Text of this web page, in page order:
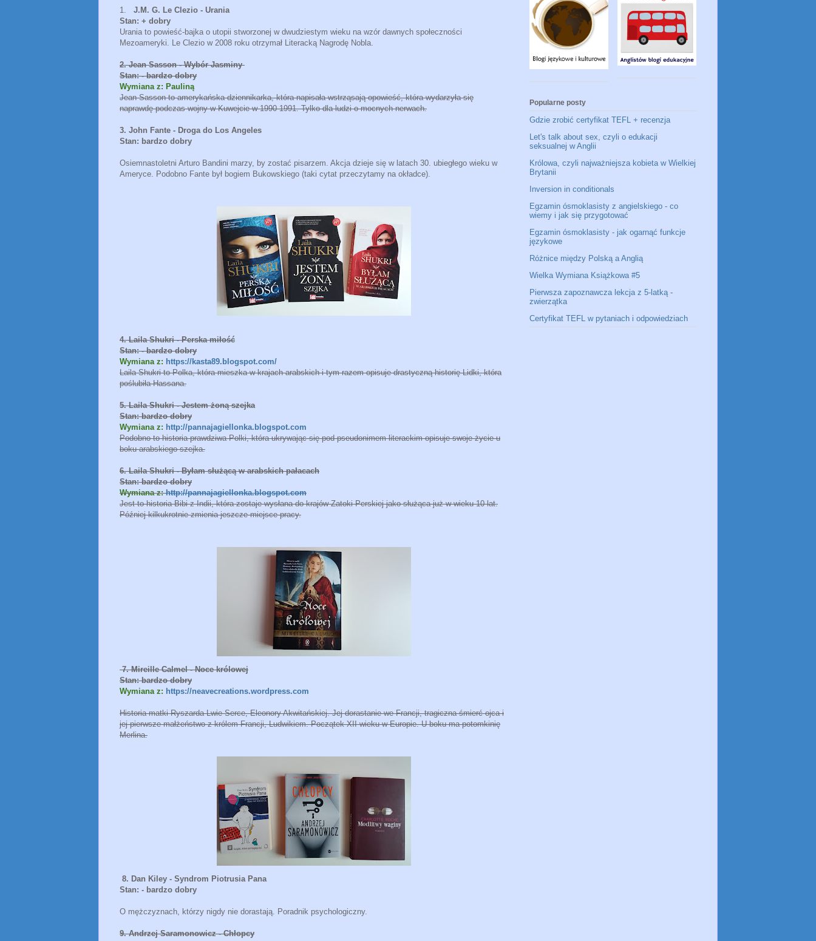
1. J.M. G. Le Clezio - Urania
Stan: + dobry
Urania to powieść-bajka o utopii stworzonej w dwudziestym wieku na wzór dawnych społeczności
Mezoameryki. Le Clezio w 2008 roku otrzymał Literacką Nagrodę Nobla.
2. Jean Sasson - Wybór Jasminy
Stan: - bardzo dobry
Wymiana z: Pauliną
Jean Sasson to amerykańska dziennikarka, która napisała wstrząsają opowieść, która wydarzyła się
naprawdę podczas wojny w Kuwejcie w 1990-1991. Tylko dla ludzi o mocnych nerwach.
3. John Fante - Droga do Los Angeles
Stan: bardzo dobry
Osiemnastoletni Arturo Bandini marzy, by zostać pisarzem. Akcja dzieje się w latach 30. ubiegłego wieku w
Ameryce. Podobno Fante był bogiem Bukowskiego (taki cytat przeczytamy na okładce).
4. Laila Shukri - Perska miłość
Stan: - bardzo dobry
Wymiana z: https://kasta89.blogspot.com/
Laila Shukri to Polka, która mieszka w krajach arabskich i tym razem opisuje drastyczną historię Lidki, która
poślubiła Hassana.
5. Laila Shukri - Jestem żoną szejka
Stan: bardzo dobry
Wymiana z: http://pannajagiellonka.blogspot.com
Podobno to historia prawdziwa Polki, która ukrywając się pod pseudonimem literackim opisuje swoje życie u
boku arabskiego szejka.
6. Laila Shukri - Byłam służącą w arabskich pałacach
Stan: bardzo dobry
Wymiana z:http://pannajagiellonka.blogspot.com
Jest to historia Bibi z Indii, która zostaje wysłana do krajów Zatoki Perskiej jako służąca już w wieku 10 lat.
Później kilkukrotnie zmienia jeszcze miejsce pracy.
7. Mireille Calmel - Noce królowej
Stan: bardzo dobry
Wymiana z: https://neavecreations.wordpress.com
Historia matki Ryszarda Lwie Serce, Eleonory Akwitańskiej. Jej dorastanie we Francji, tragiczna śmierć ojca i
jej pierwsze małżeństwo z królem Francji, Ludwikiem. Początek XII wieku w Europie. U boku ma potomkinię
Merlina.
8. Dan Kiley - Syndrom Piotrusia Pana
Stan: - bardzo dobry
O mężczyznach, którzy nigdy nie dorastają. Poradnik psychologiczny.
9. Andrzej Saramonowicz - Chłopcy
Popularne posty
Gdzie zrobić certyfikat TEFL + recenzja
Let's talk about sex, czyli o edukacji
seksualnej w Anglii
Królowa, czyli najważniejsza kobieta w Wielkiej
Brytanii
Inversion in conditionals
Egzamin ósmoklasisty z angielskiego - co
wiemy i jak się przygotować
Egzamin ósmoklasisty - jak ogarnąć funkcje
językowe
Różnice między Polską a Anglią
Wielka Wymiana Książkowa #5
Pierwsza zapoznawcza lekcja z 5-latką -
zwierzątka
Certyfikat TEFL w pytaniach i odpowiedziach